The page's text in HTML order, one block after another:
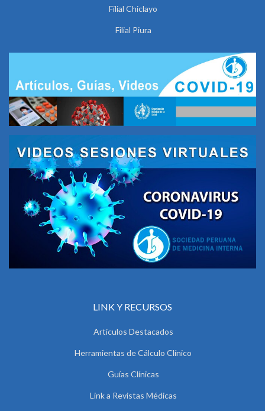
Filial Chiclayo
Filial Piura
LINK Y RECURSOS
Artículos Destacados
Herramientas de Cálculo Clínico
Guías Clínicas
Link a Revistas Médicas